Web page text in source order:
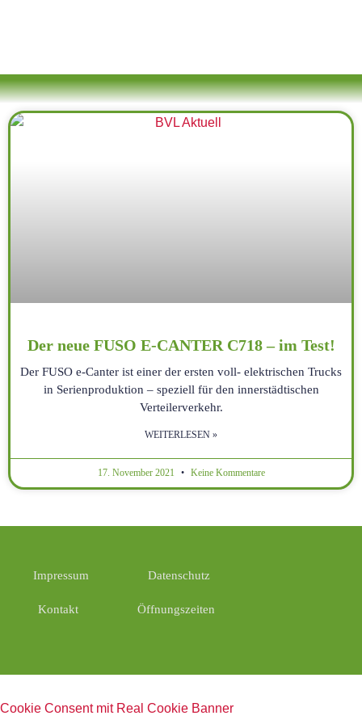
Der neue FUSO E-CANTER C718 – im Test!
Der FUSO e-Canter ist einer der ersten voll- elektrischen Trucks
in Serienproduktion – speziell für den innerstädtischen
Verteilerverkehr.
WEITERLESEN »
17. November 2021 Keine Kommentare
Impressum Datenschutz
Kontakt Öffnungszeiten
Cookie Consent mit Real Cookie Banner